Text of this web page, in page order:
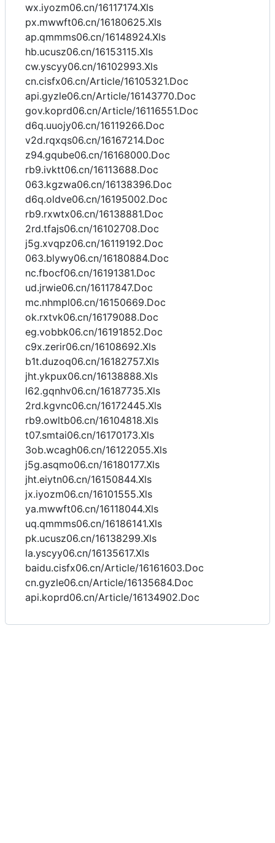
wx.iyozm06.cn/16117174.Xls
px.mwwft06.cn/16180625.Xls
ap.qmmms06.cn/16148924.Xls
hb.ucusz06.cn/16153115.Xls
cw.yscyy06.cn/16102993.Xls
cn.cisfx06.cn/Article/16105321.Doc
api.gyzle06.cn/Article/16143770.Doc
gov.koprd06.cn/Article/16116551.Doc
d6q.uuojy06.cn/16119266.Doc
v2d.rqxqs06.cn/16167214.Doc
z94.gqube06.cn/16168000.Doc
rb9.ivktt06.cn/16113688.Doc
063.kgzwa06.cn/16138396.Doc
d6q.oldve06.cn/16195002.Doc
rb9.rxwtx06.cn/16138881.Doc
2rd.tfajs06.cn/16102708.Doc
j5g.xvqpz06.cn/16119192.Doc
063.blywy06.cn/16180884.Doc
nc.fbocf06.cn/16191381.Doc
ud.jrwie06.cn/16117847.Doc
mc.nhmpl06.cn/16150669.Doc
ok.rxtvk06.cn/16179088.Doc
eg.vobbk06.cn/16191852.Doc
c9x.zerir06.cn/16108692.Xls
b1t.duzoq06.cn/16182757.Xls
jht.ykpux06.cn/16138888.Xls
l62.gqnhv06.cn/16187735.Xls
2rd.kgvnc06.cn/16172445.Xls
rb9.owltb06.cn/16104818.Xls
t07.smtai06.cn/16170173.Xls
3ob.wcagh06.cn/16122055.Xls
j5g.asqmo06.cn/16180177.Xls
jht.eiytn06.cn/16150844.Xls
jx.iyozm06.cn/16101555.Xls
ya.mwwft06.cn/16118044.Xls
uq.qmmms06.cn/16186141.Xls
pk.ucusz06.cn/16138299.Xls
la.yscyy06.cn/16135617.Xls
baidu.cisfx06.cn/Article/16161603.Doc
cn.gyzle06.cn/Article/16135684.Doc
api.koprd06.cn/Article/16134902.Doc